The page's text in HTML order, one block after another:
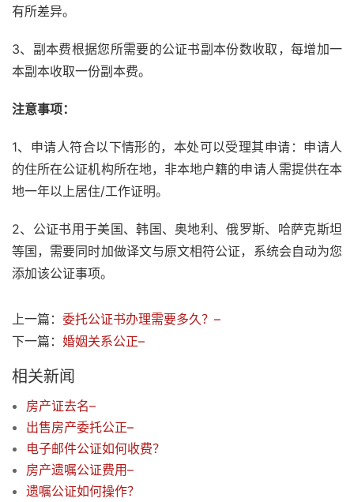
有所差异。
3、副本费根据您所需要的公证书副本份数收取，每增加一
本副本收取一份副本费。
注意事项：
1、申请人符合以下情形的，本处可以受理其申请：申请人
的住所在公证机构所在地，非本地户籍的申请人需提供在本
地一年以上居住/工作证明。
2、公证书用于美国、韩国、奥地利、俄罗斯、哈萨克斯坦
等国，需要同时加做译文与原文相符公证，系统会自动为您
添加该公证事项。
上一篇： 委托公证书办理需要多久？–
下一篇： 婚姻关系公正–
相关新闻
房产证去名–
出售房产委托公正–
电子邮件公证如何收费？
房产遗嘱公证费用–
遗嘱公证如何操作？